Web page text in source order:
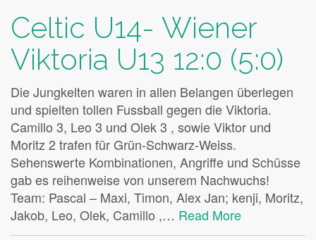
Celtic U14- Wiener
Viktoria U13 12:0 (5:0)
Die Jungkelten waren in allen Belangen überlegen
und spielten tollen Fussball gegen die Viktoria.
Camillo 3, Leo 3 und Olek 3 , sowie Viktor und
Moritz 2 trafen für Grün-Schwarz-Weiss.
Sehenswerte Kombinationen, Angriffe und Schüsse
gab es reihenweise von unserem Nachwuchs!
Team: Pascal – Maxi, Timon, Alex Jan; kenji, Moritz,
Jakob, Leo, Olek, Camillo ,… Read More